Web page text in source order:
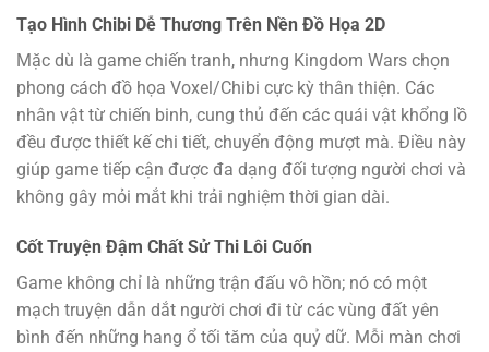
Tạo Hình Chibi Dễ Thương Trên Nền Đồ Họa 2D
Mặc dù là game chiến tranh, nhưng Kingdom Wars chọn
phong cách đồ họa Voxel/Chibi cực kỳ thân thiện. Các
nhân vật từ chiến binh, cung thủ đến các quái vật khổng lồ
đều được thiết kế chi tiết, chuyển động mượt mà. Điều này
giúp game tiếp cận được đa dạng đối tượng người chơi và
không gây mỏi mắt khi trải nghiệm thời gian dài.
Cốt Truyện Đậm Chất Sử Thi Lôi Cuốn
Game không chỉ là những trận đấu vô hồn; nó có một
mạch truyện dẫn dắt người chơi đi từ các vùng đất yên
bình đến những hang ổ tối tăm của quỷ dữ. Mỗi màn chơi